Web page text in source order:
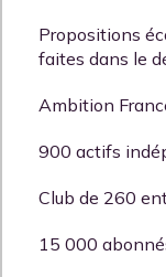
Propositions
faites dans le
Ambition
900 actifs
Club de 260
15 000